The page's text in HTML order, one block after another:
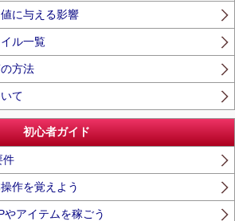
に与える影響
ル一覧
方法
て
初心者ガイド
件
作を覚えよう
アイテムを稼ごう